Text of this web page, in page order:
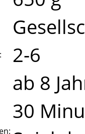
2-6
ab 8
30